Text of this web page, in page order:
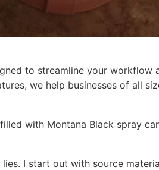
to streamline your workflow
we help businesses of all
with Montana Black spray
I start out with source